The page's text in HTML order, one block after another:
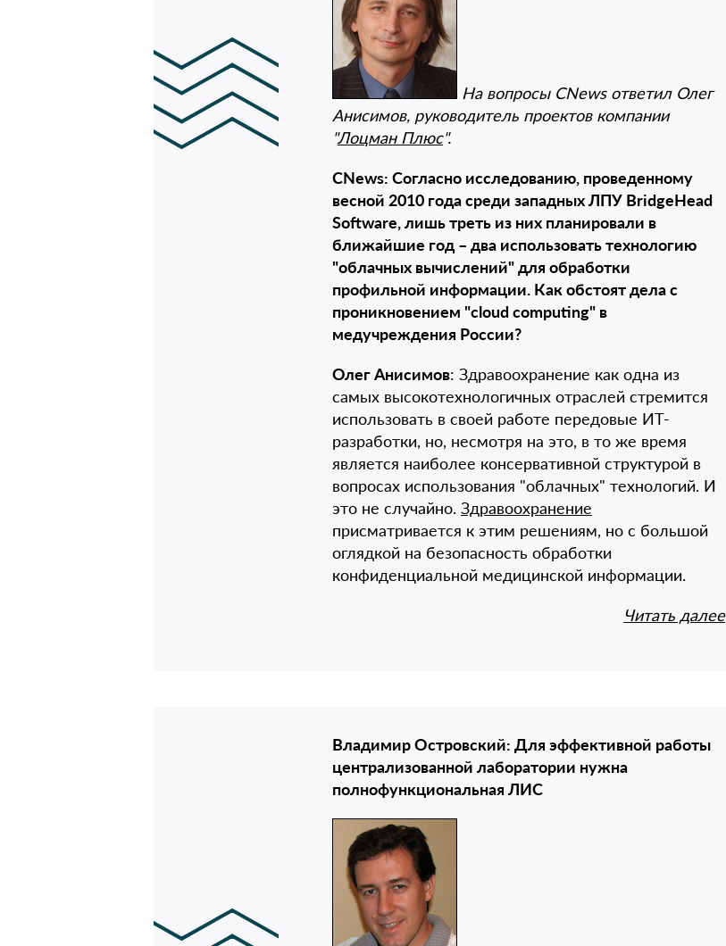
На вопросы CNews ответил Олег
Анисимов, руководитель проектов компании
"Лоцман Плюс".
CNews: Согласно исследованию, проведенному
весной 2010 года среди западных ЛПУ BridgeHead
Software, лишь треть из них планировали в
ближайшие год – два использовать технологию
"облачных вычислений" для обработки
профильной информации. Как обстоят дела с
проникновением "сloud computing" в
медучреждения России?
Олег Анисимов: Здравоохранение как одна из
самых высокотехнологичных отраслей стремится
использовать в своей работе передовые ИТ-
разработки, но, несмотря на это, в то же время
является наиболее консервативной структурой в
вопросах использования "облачных" технологий. И
это не случайно. Здравоохранение
присматривается к этим решениям, но с большой
оглядкой на безопасность обработки
конфиденциальной медицинской информации.
Читать далее
Владимир Островский: Для эффективной работы
централизованной лаборатории нужна
полнофункциональная ЛИС